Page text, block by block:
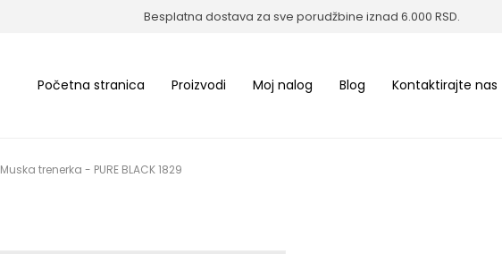
Besplatna dostava za sve porudžbine iznad 6.000 RSD.
Početna stranica Proizvodi Moj nalog Blog Kontaktirajte nas
Muska trenerka - PURE BLACK 1829